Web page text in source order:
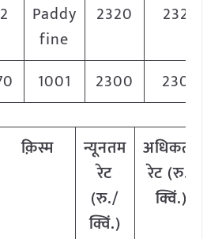
Paddy
fine
2320 2320
1001 2300 2300
क़िस्म
न्यूनतम
रेट
(रु./
क्विं.)
अधिकतम
रेट (रु./
क्विं.)